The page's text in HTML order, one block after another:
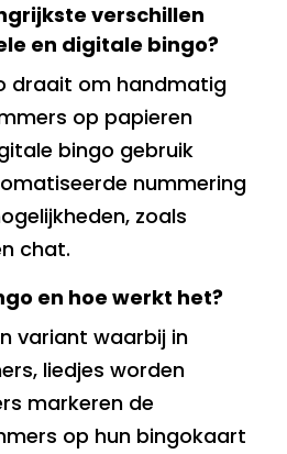
verschillen
en digitale bingo?
draait om handmatig
op papieren
bingo gebruik
nummering
zoals
chat.
en hoe werkt het?
variant waarbij in
liedjes worden
markeren de
op hun bingokaart